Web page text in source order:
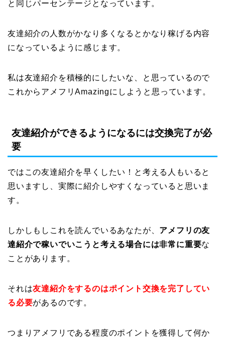
と同じパーセンテージとなっています。
友達紹介の人数がかなり多くなるとかなり稼げる内容
になっているように感じます。
私は友達紹介を積極的にしたいな、と思っているので
これからアメフリAmazingにしようと思っています。
友達紹介ができるようになるには交換完了が必
要
ではこの友達紹介を早くしたい！と考える人もいると
思いますし、実際に紹介しやすくなっていると思いま
す。
しかしもしこれを読んでいるあなたが、 アメフリの友
達紹介で稼いでいこうと考える場合には非常に重要な
ことがあります。
それは友達紹介をするのはポイント交換を完了してい
る必要があるのです。
つまりアメフリである程度のポイントを獲得して何か